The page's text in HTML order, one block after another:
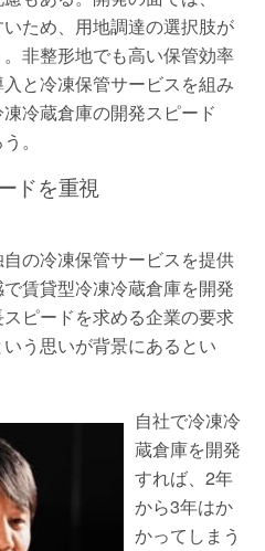
いため、用地調達の選択肢が
非整形地でも高い保管効率
と冷凍保管サービスを組み
冷蔵倉庫の開発スピード
。
ドを重視
の冷凍保管サービスを提供
賃貸型冷凍冷蔵倉庫を開発
ピードを求める企業の要求
う思いが背景にあるとい
自社で冷凍冷
蔵倉庫を開発
すれば、2年
から3年はか
かってしまう